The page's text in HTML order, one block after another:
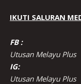
IKUTI SALURAN
FB :
Utusan Melayu Plus
IG:
Utusan Melayu Plus